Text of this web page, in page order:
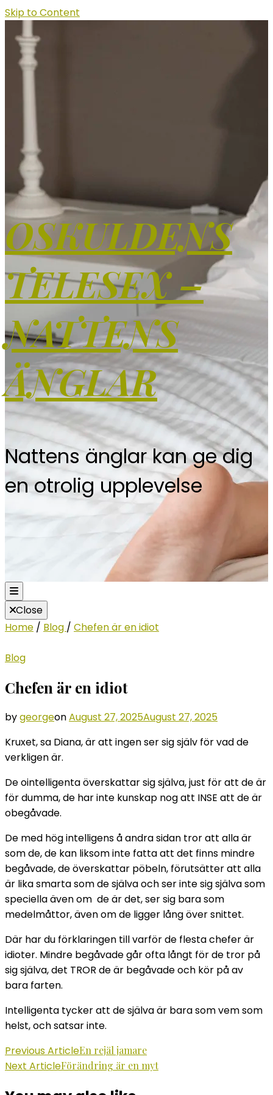
Skip to Content
OSKULDENS
TELESEX –
NATTENS
ÄNGLAR
Nattens änglar kan ge dig
en otrolig upplevelse
Close
Home / Blog / Chefen är en idiot
Blog
Chefen är en idiot
bygeorgeonAugust 27, 2025August 27, 2025
Kruxet, sa Diana, är att ingen ser sig själv för vad de
verkligen är.
De ointelligenta överskattar sig själva, just för att de är
för dumma, de har inte kunskap nog att INSE att de är
obegåvade.
De med hög intelligens å andra sidan tror att alla är
som de, de kan liksom inte fatta att det finns mindre
begåvade, de överskattar pöbeln, förutsätter att alla
är lika smarta som de själva och ser inte sig själva som
speciella även om de är det, ser sig bara som
medelmåttor, även om de ligger lång över snittet.
Där har du förklaringen till varför de flesta chefer är
idioter. Mindre begåvade går ofta långt för de tror på
sig själva, det TROR de är begåvade och kör på av
bara farten.
Intelligenta tycker att de själva är bara som vem som
helst, och satsar inte.
Post
Navigation
Previous ArticleEn rejäl jamare
Next ArticleFörändring är en myt